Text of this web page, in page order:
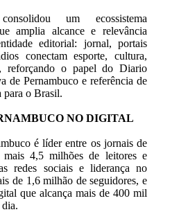
um ecossistema
amplia alcance e relevância
editorial: jornal, portais
conectam esporte, cultura,
reforçando o papel do Diario
de Pernambuco e referência de
para o Brasil.
NO DIGITAL
é líder entre os jornais de
mais 4,5 milhões de leitores e
redes sociais e liderança no
de 1,6 milhão de seguidores, e
que alcança mais de 400 mil
dia.